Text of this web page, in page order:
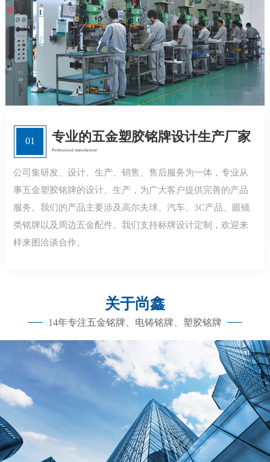
专业的五金塑胶铭牌设计生产厂家
Professional manufacturer
01
公司集研发、设计、生产、销售、售后服务为一体，专业从
事五金塑胶铭牌的设计、生产，为广大客户提供完善的产品
服务。我们的产品主要涉及高尔夫球、汽车、3C产品、眼镜
类铭牌以及周边五金配件。我们支持标牌设计定制，欢迎来
样来图洽谈合作。
关于尚鑫
14年专注五金铭牌、电铸铭牌、塑胶铭牌